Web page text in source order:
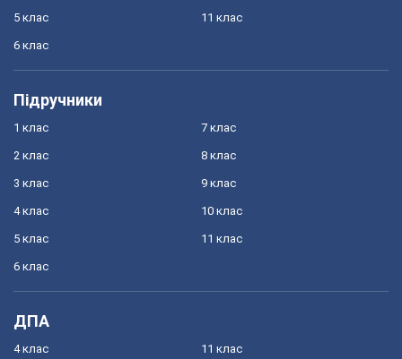
5 клас
6 клас
11 клас
Підручники
1 клас
2 клас
3 клас
4 клас
5 клас
6 клас
7 клас
8 клас
9 клас
10 клас
11 клас
ДПА
4 клас 11 клас